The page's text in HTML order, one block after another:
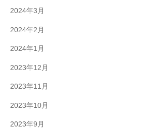
2024年3月
2024年2月
2024年1月
2023年12月
2023年11月
2023年10月
2023年9月